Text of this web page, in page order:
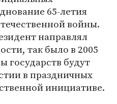
65-летия
войны.
направлял
так было в 2005
государств будут
в праздничных
инициативе.